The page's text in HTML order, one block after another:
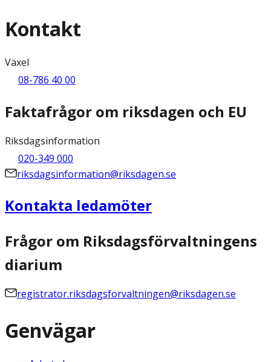
Kontakt
Växel
08-786 40 00
Faktafrågor om riksdagen och EU
Riksdagsinformation
020-349 000
riksdagsinformation@riksdagen.se
Kontakta ledamöter
Frågor om Riksdagsförvaltningens
diarium
registrator.riksdagsforvaltningen@riksdagen.se
Genvägar